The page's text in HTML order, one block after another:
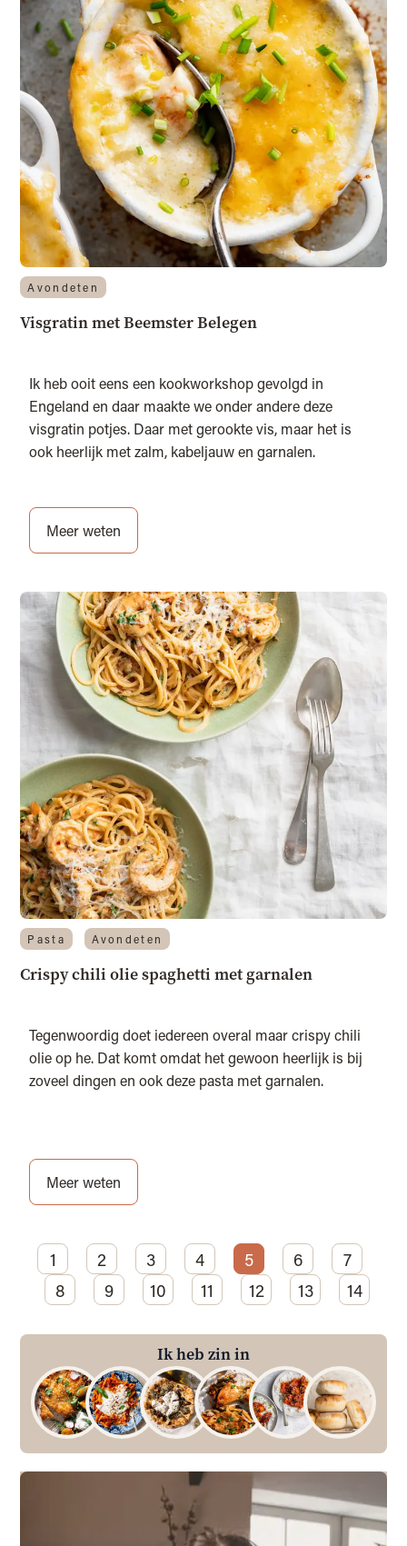
Avondeten
Visgratin met Beemster Belegen
Ik heb ooit eens een kookworkshop gevolgd in
Engeland en daar maakte we onder andere deze
visgratin potjes. Daar met gerookte vis, maar het is
ook heerlijk met zalm, kabeljauw en garnalen.
Meer weten
Pasta Avondeten
Crispy chili olie spaghetti met garnalen
Tegenwoordig doet iedereen overal maar crispy chili
olie op he. Dat komt omdat het gewoon heerlijk is bij
zoveel dingen en ook deze pasta met garnalen.
Meer weten
1 2 3 4 5 6
7
8
9 10 11 12 13 14
Ik heb zin in